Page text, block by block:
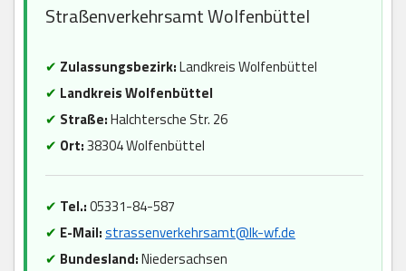
Straßenverkehrsamt Wolfenbüttel
✔ Zulassungsbezirk:Landkreis Wolfenbüttel
✔ Landkreis Wolfenbüttel
✔ Straße:Halchtersche Str. 26
✔ Ort:38304 Wolfenbüttel
✔ Tel.:05331-84-587
✔ E-Mail:strassenverkehrsamt@lk-wf.de
✔ Bundesland:Niedersachsen